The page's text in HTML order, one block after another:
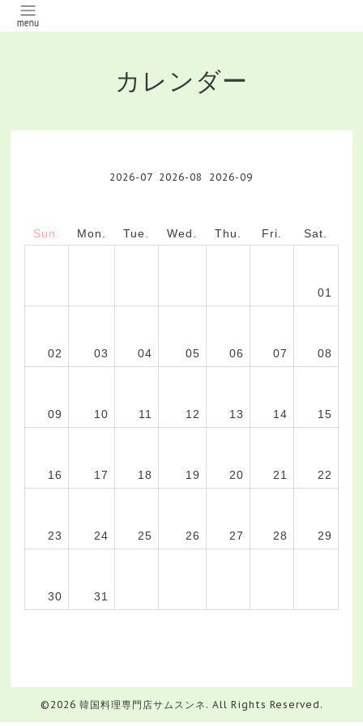
カレンダー
2026-07 2026-08 2026-09
Sun. Mon. Tue. Wed. Thu. Fri. Sat.
01
02 03 04 05 06 07 08
09 10 11 12 13 14 15
16 17 18 19 20 21 22
23 24 25 26 27 28 29
30 31
©2026 韓国料理専門店サムスンネ . All Rights Reserved.